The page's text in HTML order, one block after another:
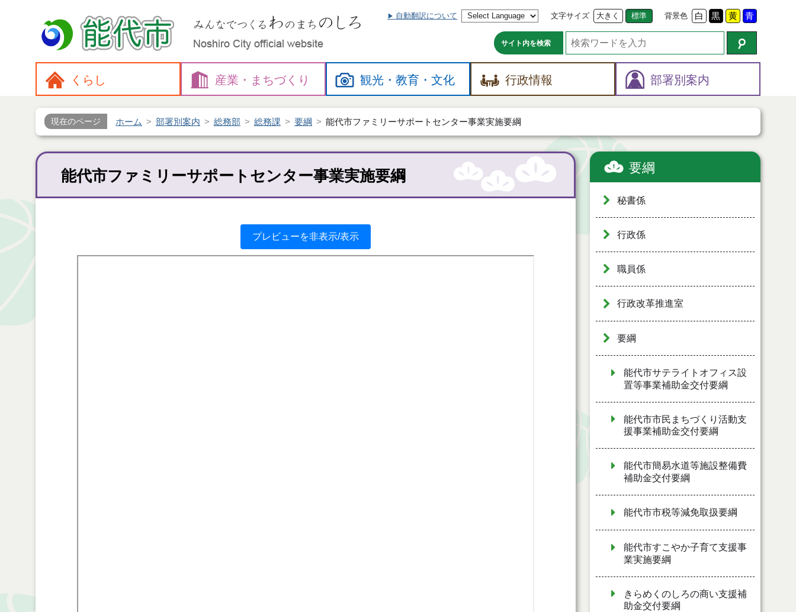
自動翻訳について 文字サイズ 大きく 標準 背景色 白 黒 黄 青
サイト内を検索
くらし 産業・ まちづくり 観光・教育・文化 行政情報 部署別案内
現在のページ ホーム 部署別案内 総務部 総務課 要綱 能代市ファミリーサポートセンター事業実施要綱
能代市ファミリーサポートセンター事業実施要綱
プレビューを非表示/表示
要綱
秘書係
行政係
職員係
行政改革推進室
要綱
能代市サテライトオフィス設
置等事業補助金交付要綱
能代市市民まちづくり活動支
援事業補助金交付要綱
能代市簡易水道等施設整備費
補助金交付要綱
能代市市税等減免取扱要綱
能代市すこやか子育て支援事
業実施要綱
きらめくのしろの商い支援補
助金交付要綱